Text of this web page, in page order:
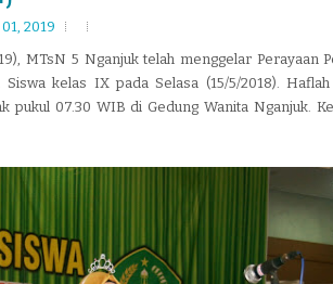
2019
MTsN 5 Nganjuk telah menggelar Perayaan
Siswa kelas IX pada Selasa (15/5/2018).
pukul 07.30 WIB di Gedung Wanita Nganjuk.